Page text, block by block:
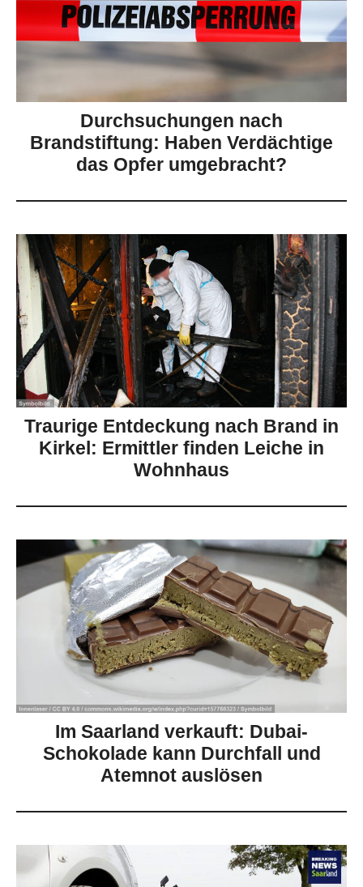
Durchsuchungen nach
Brandstiftung: Haben Verdächtige
das Opfer umgebracht?
Traurige Entdeckung nach Brand in
Kirkel: Ermittler finden Leiche in
Wohnhaus
Im Saarland verkauft: Dubai-
Schokolade kann Durchfall und
Atemnot auslösen